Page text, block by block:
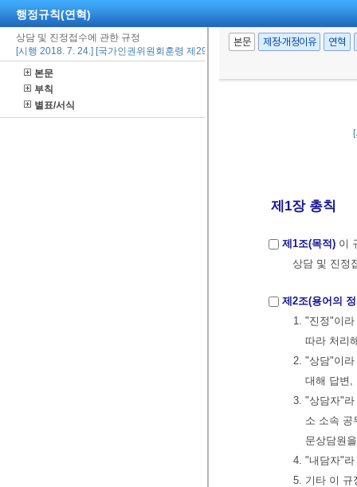
행정규칙(연혁)
상담 및 진정접수에 관한 규정
[시행 2018. 7. 24.] [국가인권위원회훈령 제297호, 2018. 7. 24., 일부개정]
본문
부칙
별표/서식
본문 제정·개정이유 연혁
제1장 총칙
제1조(목적) 이
상담 및 진정
제2조(용어의
1. "진정"이
따라 처리
2. "상담"이
대해 답변,
3. "상담자"
소 소속 공
문상담원
4. "내담자"
5. 기타 이 규